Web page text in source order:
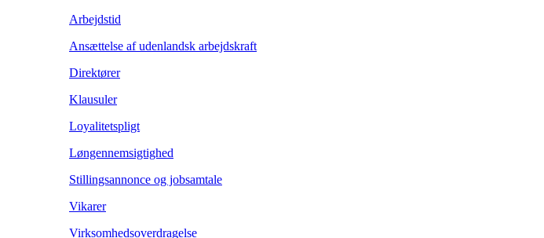
Arbejdstid
Ansættelse af udenlandsk arbejdskraft
Direktører
Klausuler
Loyalitetspligt
Løngennemsigtighed
Stillingsannonce og jobsamtale
Vikarer
Virksomhedsoverdragelse